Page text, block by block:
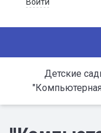
Детские